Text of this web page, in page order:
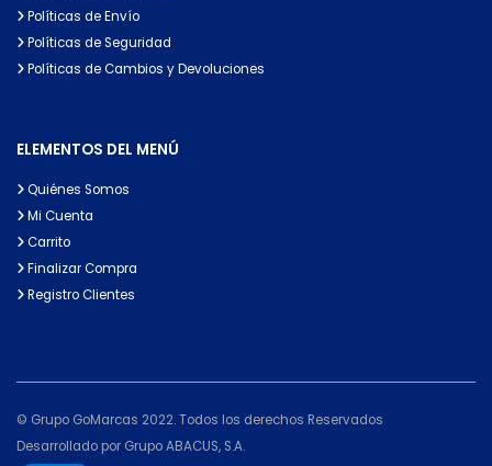
Políticas de Envío
Políticas de Seguridad
Políticas de Cambios y Devoluciones
ELEMENTOS DEL MENÚ
Quiénes Somos
Mi Cuenta
Carrito
Finalizar Compra
Registro Clientes
© Grupo GoMarcas 2022. Todos los derechos Reservados
Desarrollado por Grupo ABACUS, S.A.